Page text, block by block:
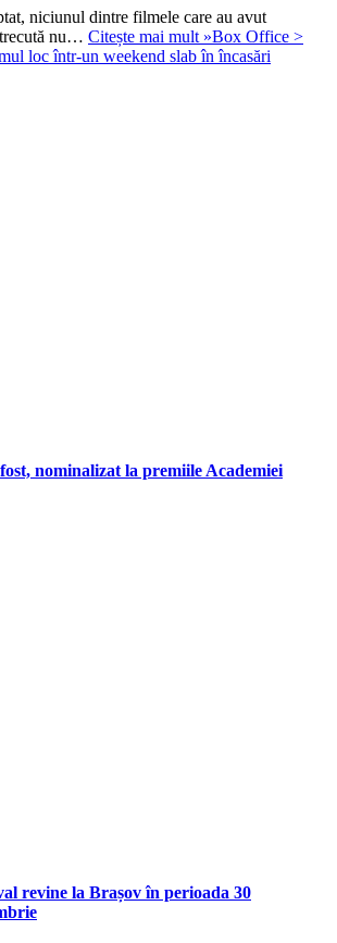
niciunul dintre filmele care au avut
trecută nu… Citește mai mult »Box Office >
loc într-un weekend slab în încasări
nominalizat la premiile Academiei
revine la Brașov în perioada 30